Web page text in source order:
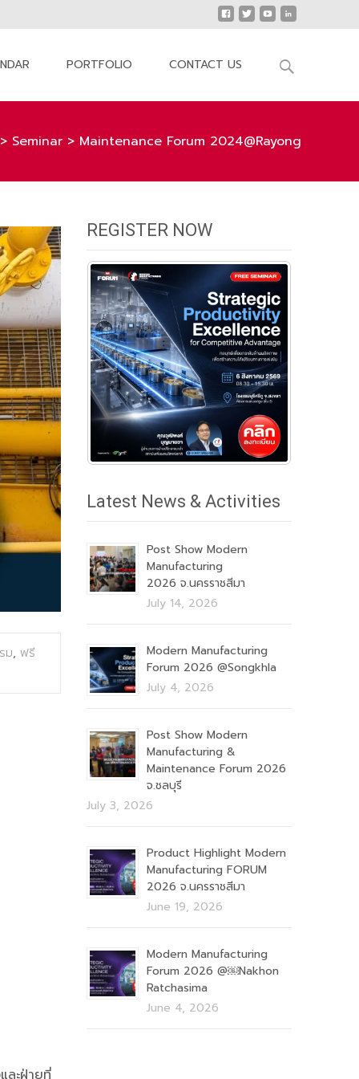
PORTFOLIO CONTACT US
Search
Seminar > Maintenance Forum 2024@Rayong
ม, ฟรี
ละฝ่ายที่
REGISTER NOW
Latest News & Activities
Post Show Modern
Manufacturing
2026 จ.นครราชสีมา
July 14, 2026
Modern Manufacturing
Forum 2026 @Songkhla
July 4, 2026
Post Show Modern
Manufacturing &
Maintenance Forum 2026
จ.ชลบุรี
July 3, 2026
Product Highlight Modern
Manufacturing FORUM
2026 จ.นครราชสีมา
June 19, 2026
Modern Manufacturing
Forum 2026 @￼Nakhon
Ratchasima
June 4, 2026